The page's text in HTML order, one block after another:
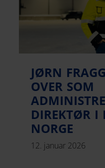
JØRN
OVER SOM
DIREKTØR I
NORGE
12. januar 2026